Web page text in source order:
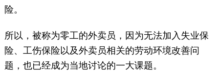
险。
所以，被称为零工的外卖员，因为无法加入失业保
险、工伤保险以及外卖员相关的劳动环境改善问
题，也已经成为当地讨论的一大课题。